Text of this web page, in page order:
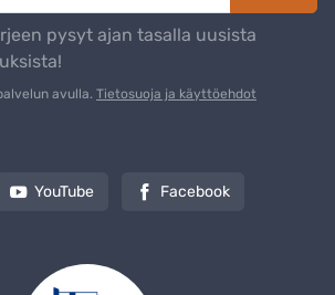
pysyt ajan tasalla uusista
avulla. Tietosuoja ja käyttöehdot
YouTube Facebook